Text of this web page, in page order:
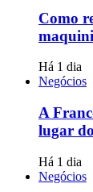
Como
Há 1 dia
Negócios
A
lugar
Há 1 dia
Negócios